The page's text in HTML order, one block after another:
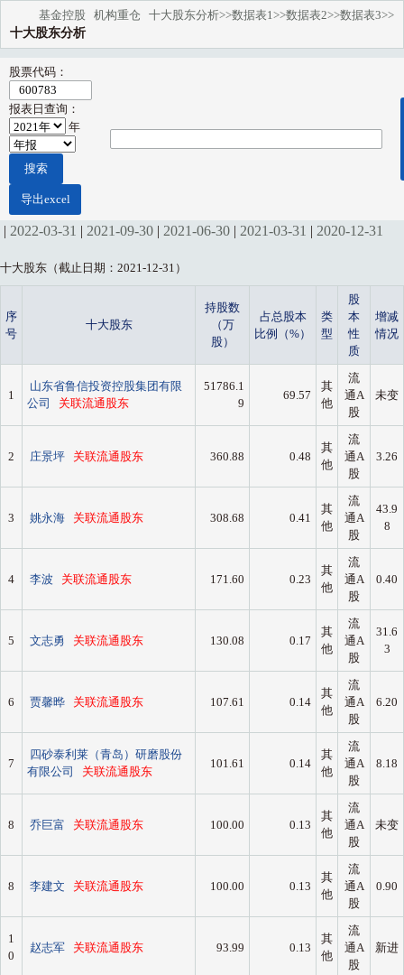
数据表3>>
数据表2>>
数据表1>>
十大股东分析>>
基金控股 机构重仓
十大股东分析
股票代码：
报表日查询：
年
| 2022-03-31 | 2021-09-30 | 2021-06-30 | 2021-03-31 | 2020-12-31
十大股东（截止日期：2021-12-31）
序
号
十大股东
持股数
（万
股）
占总股本
比例（%）
类
型
股
本
性
质
增减
情况
1
山东省鲁信投资控股集团有限
公司
关联流通股东
51786.1
9
69.57
其
他
流
通A
股
未变
2 庄景坪 关联流通股东 360.88 0.48
其
他
流
通A
股
3.26
3 姚永海 关联流通股东 308.68 0.41
其
他
流
通A
股
43.9
8
4 李波 关联流通股东 171.60 0.23
其
他
流
通A
股
0.40
5 文志勇 关联流通股东 130.08 0.17
其
他
流
通A
股
31.6
3
6 贾馨晔 关联流通股东 107.61 0.14
其
他
流
通A
股
6.20
7
四砂泰利莱（青岛）研磨股份
有限公司
关联流通股东
101.61 0.14
其
他
流
通A
股
8.18
8 乔巨富 关联流通股东 100.00 0.13
其
他
流
通A
股
未变
8 李建文 关联流通股东 100.00 0.13
其
他
流
通A
股
0.90
1
0
赵志军 关联流通股东 93.99 0.13
其
他
流
通A
股
新进